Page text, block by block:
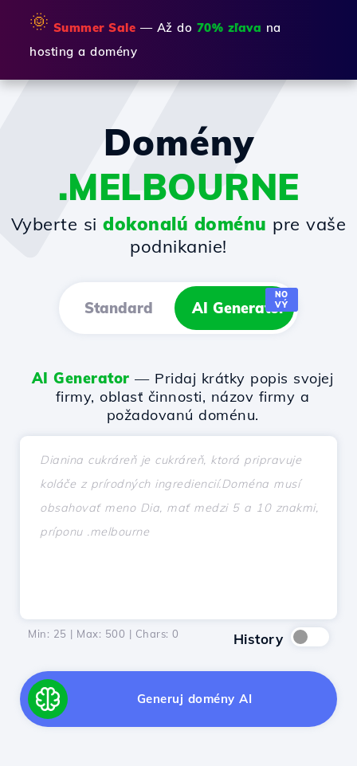
🌞 Summer Sale — Až do 70% zľava na
hosting a domény
Domény
.MELBOURNE
Vyberte sidokonalú doménu pre vaše
podnikanie!
Standard AI Generator
NO
VÝ
AI Generator — Pridaj krátky popis svojej
firmy, oblasť činnosti, názov firmy a
požadovanú doménu.
Min: 25 | Max: 500 | Chars: 0 History
Generuj domény AI